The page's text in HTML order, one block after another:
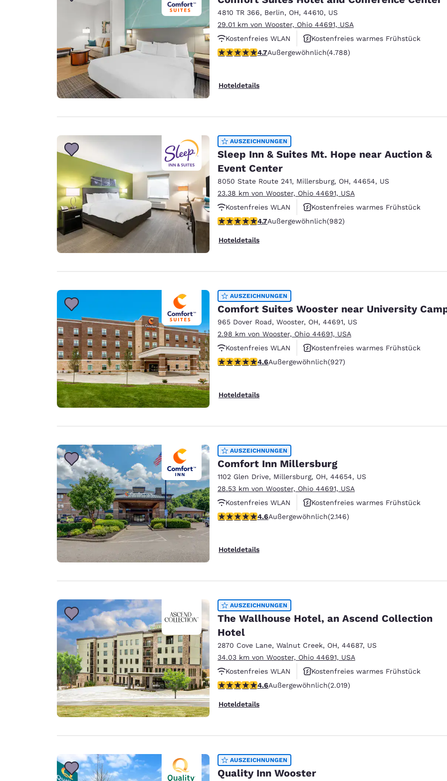
Español
Europa
Deutschland
Deutsch
Germany
Spain
English
United Kingdom
English
Asien-Pazifik
Australia
English
India
4810 TR 366, Berlin, OH, 44610, US
29.01 km von Wooster, Ohio 44691, USA
Kostenfreies WLAN
Kostenfreies warmes Frühstück
Rauchfrei
4.73-Sterne-Bewertung. Außergewöhnlich. 4788 Bewertungen
4.7Außergewöhnlich(4.788)
Hoteldetails
AUSZEICHNUNGEN
Sleep Inn & Suites Mt. Hope near Auction &
Event Center
8050 State Route 241, Millersburg, OH, 44654, US
23.38 km von Wooster, Ohio 44691, USA
Kostenfreies WLAN
Kostenfreies warmes Frühstück
Rauchfrei
4.65-Sterne-Bewertung. Außergewöhnlich. 982 Bewertungen
4.7Außergewöhnlich(982)
Hoteldetails
AUSZEICHNUNGEN
Comfort Suites Wooster near University
965 Dover Road, Wooster, OH, 44691, US
2.98 km von Wooster, Ohio 44691, USA
Kostenfreies WLAN
Kostenfreies warmes Frühstück
Rauchfrei
4.64-Sterne-Bewertung. Außergewöhnlich. 927 Bewertungen
4.6Außergewöhnlich(927)
Hoteldetails
AUSZEICHNUNGEN
Comfort Inn Millersburg
1102 Glen Drive, Millersburg, OH, 44654, US
28.53 km von Wooster, Ohio 44691, USA
Kostenfreies WLAN
Kostenfreies warmes Frühstück
Haustierfreundlich
4.64-Sterne-Bewertung. Außergewöhnlich. 2146 Bewertungen
4.6Außergewöhnlich(2.146)
Hoteldetails
AUSZEICHNUNGEN
The Wallhouse Hotel, an Ascend Collection
Hotel
2870 Cove Lane, Walnut Creek, OH, 44687, US
34.03 km von Wooster, Ohio 44691, USA
Kostenfreies WLAN
Kostenfreies warmes Frühstück
Rauchfrei
4.63-Sterne-Bewertung. Außergewöhnlich. 2019 Bewertungen
4.6Außergewöhnlich(2.019)
Hoteldetails
AUSZEICHNUNGEN
Quality Inn Wooster